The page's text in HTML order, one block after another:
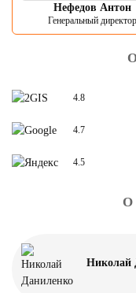
Нефедов Антон
Генеральный директор
4.8
4.7
4.5
О
Николай